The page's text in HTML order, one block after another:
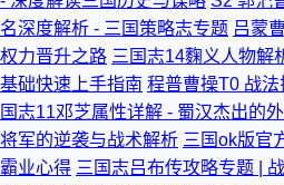
名深度解析 - 三国策略志专题 吕蒙
权力晋升之路 三国志14麴义人物解
基础快速上手指南 程普曹操T0 战法
国志11邓芝属性详解 - 蜀汉杰出的
将军的逆袭与战术解析 三国ok版官
霸业心得 三国志吕布传攻略专题 |